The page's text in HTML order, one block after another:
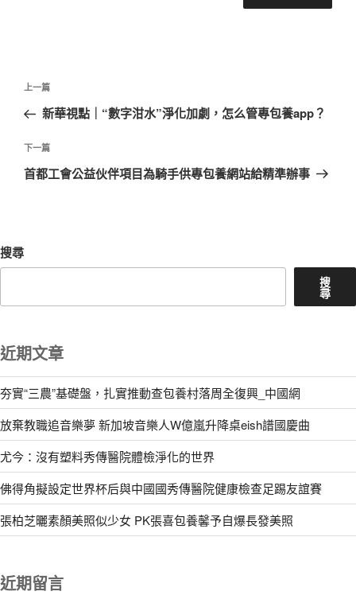
文
導
覽
上
一
文
章
上一篇
新華視點｜“數字泔水”淨化加劇，怎么管專包養app？
下
一
下一篇
首都工會公益伙伴項目為騎手供專包養網站給精準辦事
搜尋
搜
尋
近期文章
夯實“三農”基礎盤，扎實推動查包養村落周全復興_中國網
放棄教職追音樂夢 新加坡音樂人W億嵐升降桌eish譜國慶曲
尤今：沒有塑料秀傳醫院體檢淨化的世界
佛得角擬設定世界杯后與中國國秀傳醫院健康檢查足踢友誼賽
張柏芝曬素顏美照似少女 PK張喜包養馨予自爆長發美照
近期留言